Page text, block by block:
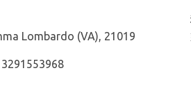
Lombardo (VA), 21019